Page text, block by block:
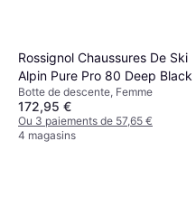
Rossignol Chaussures De Ski
Alpin Pure Pro 80 Deep Black
Botte de descente, Femme
172,95 €
Ou 3 paiements de 57,65 €
4 magasins